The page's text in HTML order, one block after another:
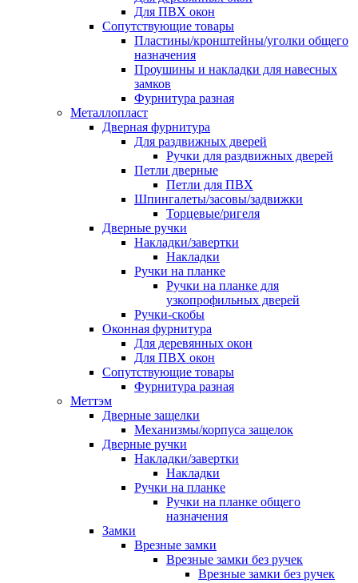
Для ПВХ окон
Сопутствующие товары
Пластины/кронштейны/уголки общего
назначения
Проушины и накладки для навесных
замков
Фурнитура разная
Металлопласт
Дверная фурнитура
Для раздвижных дверей
Ручки для раздвижных дверей
Петли дверные
Петли для ПВХ
Шпингалеты/засовы/задвижки
Торцевые/ригеля
Дверные ручки
Накладки/завертки
Накладки
Ручки на планке
Ручки на планке для
узкопрофильных дверей
Ручки-скобы
Оконная фурнитура
Для деревянных окон
Для ПВХ окон
Сопутствующие товары
Фурнитура разная
Меттэм
Дверные защелки
Механизмы/корпуса защелок
Дверные ручки
Накладки/завертки
Накладки
Ручки на планке
Ручки на планке общего
назначения
Замки
Врезные замки
Врезные замки без ручек
Врезные замки без ручек